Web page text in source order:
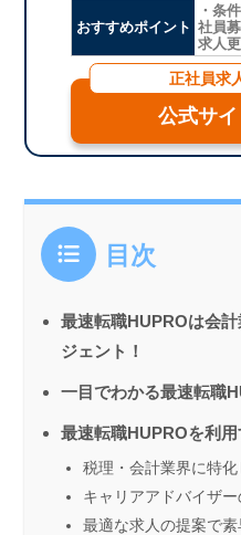
おすすめポイント
・条
社員
求人
正社員求
公式サ
目次
最速転職HUPROは会
ジェント！
一目でわかる最速転職
最速転職HUPROを利
税理・会計業界に特
キャリアアドバイザ
最適な求人の提案で